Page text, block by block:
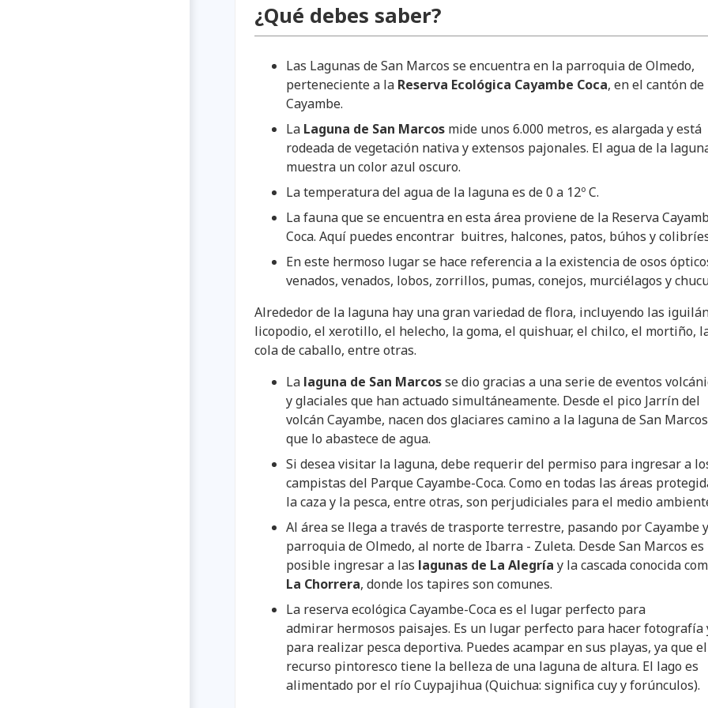
¿Qué debes saber?
Las Lagunas de San Marcos se encuentra en la parroquia de Olmedo,
perteneciente a la Reserva Ecológica Cayambe Coca, en el cantón de
Cayambe.
La Laguna de San Marcos mide unos 6.000 metros, es alargada y está
rodeada de vegetación nativa y extensos pajonales. El agua de la
muestra un color azul oscuro.
La temperatura del agua de la laguna es de 0 a 12º C.
La fauna que se encuentra en esta área proviene de la Reserva
Coca. Aquí puedes encontrar buitres, halcones, patos, búhos y
En este hermoso lugar se hace referencia a la existencia de osos
venados, venados, lobos, zorrillos, pumas, conejos, murciélagos y
Alrededor de la laguna hay una gran variedad de flora, incluyendo las
licopodio, el xerotillo, el helecho, la goma, el quishuar, el chilco, el mortiño,
cola de caballo, entre otras.
La laguna de San Marcosse dio gracias a una serie de eventos
y glaciales que han actuado simultáneamente. Desde el pico Jarrín del
volcán Cayambe, nacen dos glaciares camino a la laguna de San
que lo abastece de agua.
Si desea visitar la laguna, debe requerir del permiso para ingresar a
campistas del Parque Cayambe-Coca. Como en todas las áreas
la caza y la pesca, entre otras, son perjudiciales para el medio
Al área se llega a través de trasporte terrestre, pasando por Cayambe
parroquia de Olmedo, al norte de Ibarra - Zuleta. Desde San Marcos es
posible ingresar a las lagunas de La Alegría y la cascada conocida
La Chorrera, donde los tapires son comunes.
La reserva ecológica Cayambe-Coca es el lugar perfecto para
admirar hermosos paisajes. Es un lugar perfecto para hacer fotografía
para realizar pesca deportiva. Puedes acampar en sus playas, ya que el
recurso pintoresco tiene la belleza de una laguna de altura. El lago es
alimentado por el río Cuypajihua (Quichua: significa cuy y forúnculos).